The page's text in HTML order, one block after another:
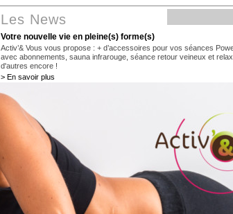
Les News
Votre nouvelle vie en pleine(s) forme(s)
Activ’& Vous vous propose : + d’accessoires pour vos séances
avec abonnements, sauna infrarouge, séance retour veineux et
d'autres encore !
> En savoir plus